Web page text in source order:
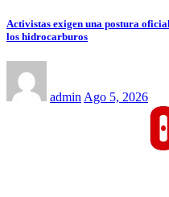
Activistas exigen una postura
los hidrocarburos
admin Ago 5, 2026